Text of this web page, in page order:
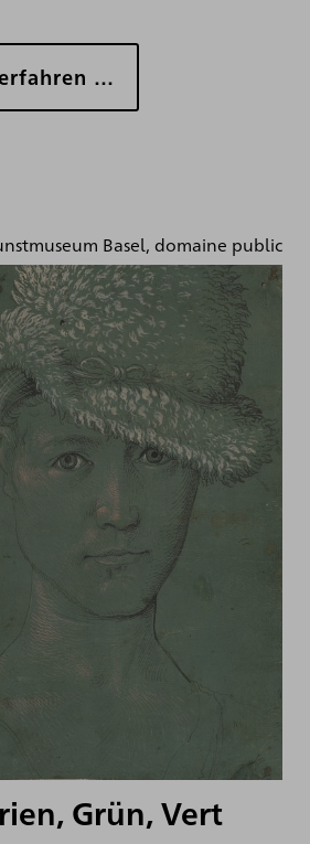
…
Basel, domaine public
Grün, Vert